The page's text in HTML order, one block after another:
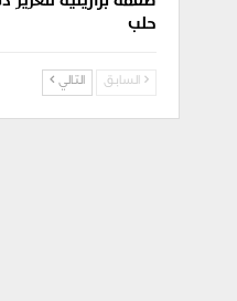
حلب
السابق التالي